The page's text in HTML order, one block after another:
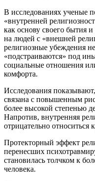
В исследованиях ученые
«внутренней
как основу своего бытия
на людей с «внешней
религиозные убеждения
«подстраиваются» под
социальные отношения
комфорта.
Исследования
связана с повышенным
более высокой степенью
Напротив, внутренняя
отрицательно
Протекторный эффект
перенесших
становилась толчком к
человека.